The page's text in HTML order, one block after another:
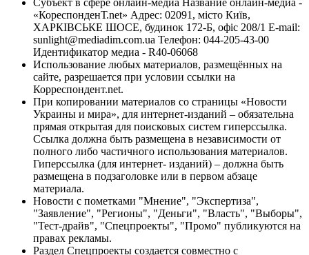
«КореспонденТ.net» Адрес: 02091, місто Київ,
ХАРКІВСЬКЕ ШОСЕ, будинок 172-Б, офіс 208/1 E-mail:
sunlight@mediadim.com.ua Телефон: 044-205-43-00
Идентификатор медиа - R40-06068
Использование любых материалов, размещённых на
сайте, разрешается при условии ссылки на
Корреспондент.net.
При копировании материалов со страницы «Новости
Украины и мира», для интернет-изданий – обязательна
прямая открытая для поисковых систем гиперссылка.
Ссылка должна быть размещена в независимости от
полного либо частичного использования материалов.
Гиперссылка (для интернет- изданий) – должна быть
размещена в подзаголовке или в первом абзаце
материала.
Новости с пометками "Мнение", "Экспертиза",
"Заявление", "Регионы", "Деньги", "Власть", "Выборы",
"Тест-драйв", "Спецпроекты", "Промо" публикуются на
правах рекламы.
Раздел Спецпроекты создается совместно с